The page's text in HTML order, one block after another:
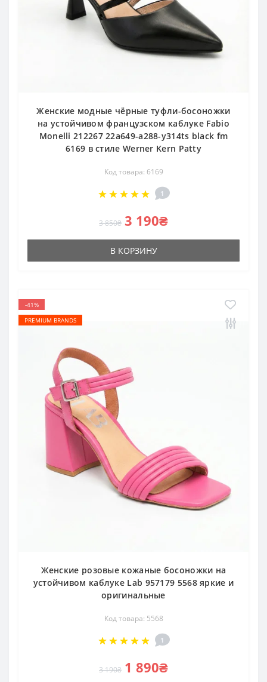
Женские модные чёрные туфли-босоножки
на устойчивом французском каблуке Fabio
Monelli 212267 22a649-a288-y314ts black fm
6169 в стиле Werner Kern Patty
Код товара: 6169
1
3 850₴ 3 190₴
В КОРЗИНУ
-41%
PREMIUM BRANDS
Женские розовые кожаные босоножки на
устойчивом каблуке Lab 957179 5568 яркие и
оригинальные
Код товара: 5568
1
3 190₴ 1 890₴